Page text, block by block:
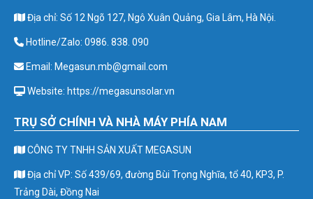
Địa chỉ: Số 12 Ngõ 127, Ngô Xuân Quảng, Gia Lâm, Hà Nội.
Hotline/Zalo: 0986. 838. 090
Email: Megasun.mb@gmail.com
Website: https://megasunsolar.vn
TRỤ SỞ CHÍNH VÀ NHÀ MÁY PHÍA NAM
CÔNG TY TNHH SẢN XUẤT MEGASUN
Địa chỉ VP: Số 439/69, đường Bùi Trọng Nghĩa, tổ 40, KP3, P.
Trảng Dài, Đồng Nai